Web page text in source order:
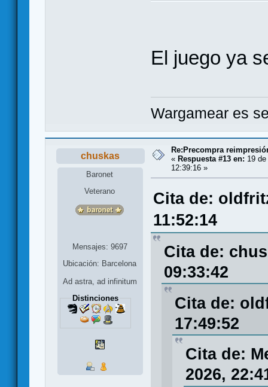
El juego ya
Wargamear es
chuskas
Baronet
Veterano
Mensajes: 9697
Ubicación: Barcelona
Ad astra, ad infinitum
Distinciones
Re:Precompra
« Respuesta #13 en: 19
12:39:16 »
Cita de:
11:52:14
Cita de:
09:33:42
Cita de:
17:49:52
Cita de:
2026,